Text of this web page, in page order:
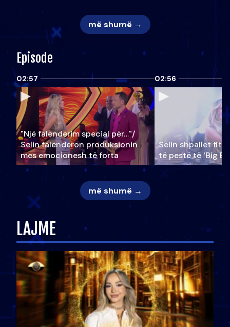
më shumë →
Episode
02:57
"Një falenderim special për…"/
Selin falënderon produksionin
mes emocionesh të forta
02:56
Selin shpallet
të pestë të ‘Big
më shumë →
LAJME